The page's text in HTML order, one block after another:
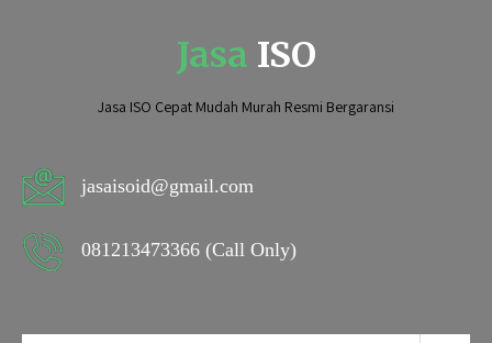
Jasa ISO
Jasa ISO Cepat Mudah Murah Resmi Bergaransi
jasaisoid@gmail.com
081213473366 (Call Only)